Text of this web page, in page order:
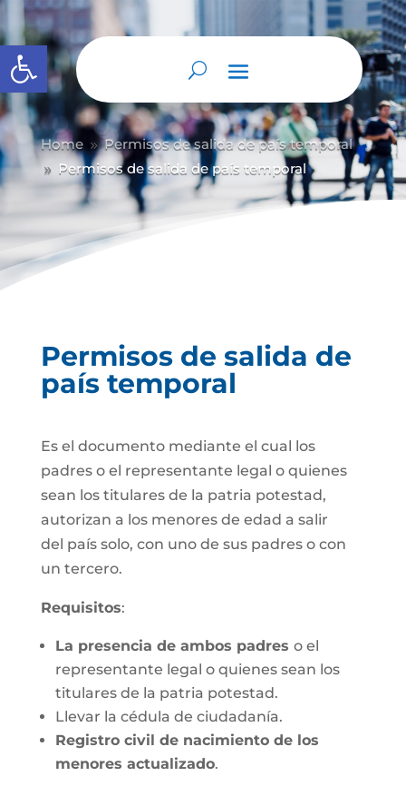
Abrir barra de herramientas
Home 9 Permisos de salida de país temporal
9 Permisos de salida de país temporal
Permisos de salida de
país temporal
Es el documento mediante el cual los
padres o el representante legal o quienes
sean los titulares de la patria potestad,
autorizan a los menores de edad a salir
del país solo, con uno de sus padres o con
un tercero.
Requisitos:
La presencia de ambos padres o el
representante legal o quienes sean los
titulares de la patria potestad.
Llevar la cédula de ciudadanía.
Registro civil de nacimiento de los
menores actualizado.